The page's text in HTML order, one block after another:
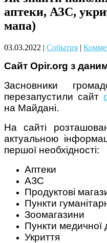
Чому дітям корисно читати
Материнське вигорання: як
собі допомогти
Як підготувати дитину до
навчального року? Поради
лікаря батькам
аптеки, АЗС,
мапа)
03.03.2022 | События |
Сайт Оpir.org з
Засновники
перезапустили сайт
на Майдані.
На сайті
актуальною
першої необхідності:
Аптеки
АЗС
Продуктові
Пункти
Зоомагазини
Пункти медичної
Укриття